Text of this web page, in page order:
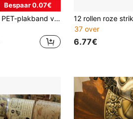
Bespaar 0.07€
Simno 4 rollen PET-plakband voor scrapbooking, voorgesneden washi-tape stickers met lees-/koffiethema, decoratieve esthetische stickers met mensen voor knutselwerk, journaling, scrapbooking en andere benodigdheden.
37 over
6.77€